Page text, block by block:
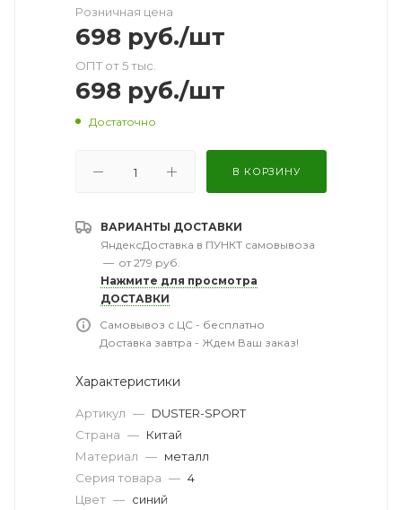
Розничная цена
698 руб./шт
ОПТ от 5 тыс.
698 руб./шт
Достаточно
В КОРЗИНУ
ВАРИАНТЫ ДОСТАВКИ
ЯндексДоставка в ПУНКТ самовывоза
— от 279 руб.
Нажмите для просмотра
ДОСТАВКИ
Самовывоз с ЦС - бесплатно
Доставка завтра - Ждем Ваш заказ!
Характеристики
Артикул — DUSTER-SPORT
Страна — Китай
Материал — металл
Серия товара — 4
Цвет — синий